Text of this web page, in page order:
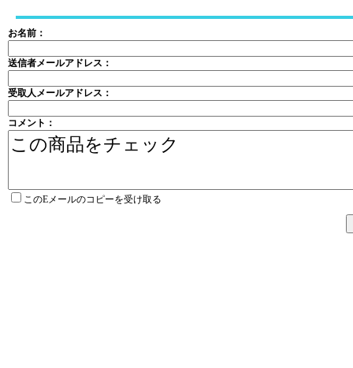
お名前：
送信者メールアドレス：
受取人メールアドレス：
コメント：
このEメールのコピーを受け取る